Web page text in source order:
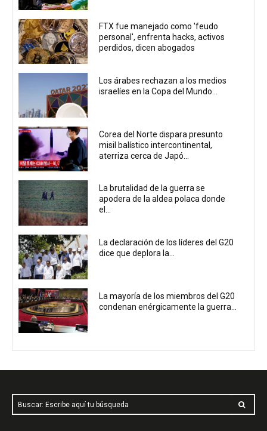
FTX fue manejado como 'feudo
personal', enfrenta hacks, activos
perdidos, dicen abogados
Los árabes rechazan a los medios
israelíes en la Copa del Mundo...
Corea del Norte dispara presunto
misil balístico intercontinental,
aterriza cerca de Japó...
La brutalidad de la guerra se
apodera de la aldea polaca donde
el...
La declaración de los líderes del G20
dice que deplora la...
La mayoría de los miembros del G20
condenan enérgicamente la guerra...
Buscar: Escribe aquí tu búsqueda